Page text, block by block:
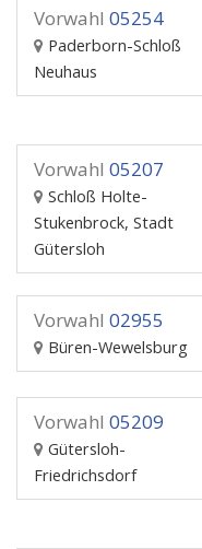
Vorwahl 05254
Paderborn-Schloß
Neuhaus
Vorwahl 05207
Schloß Holte-
Stukenbrock, Stadt
Gütersloh
Vorwahl 02955
Büren-Wewelsburg
Vorwahl 05209
Gütersloh-
Friedrichsdorf